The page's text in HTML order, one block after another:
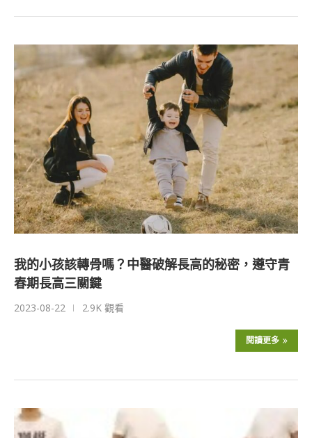
我的小孩該轉骨嗎？中醫破解長高的秘密，遵守青
春期長高三關鍵
2023-08-22 2.9K 觀看
閱讀更多